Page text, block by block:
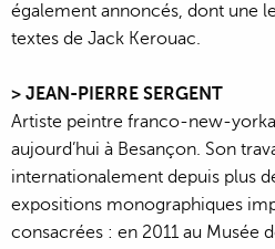
également annoncés, dont une
textes de Jack Kerouac.
> JEAN-PIERRE SERGENT
Artiste peintre franco-new-
aujourd’hui à Besançon. Son
internationalement depuis plus
expositions monographiques
consacrées : en 2011 au Musée